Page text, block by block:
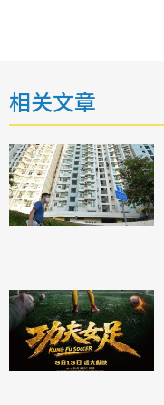
相关文章